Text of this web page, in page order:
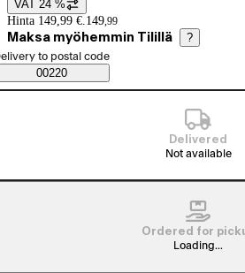
Price details
VAT 24 %
Hinta 149,99 €. 149,99
Maksa myöhemmin Tilillä ?
Saatavuustiedot
order method
to postal code
00220
Delivered
Not available
Ordered for
Loading...